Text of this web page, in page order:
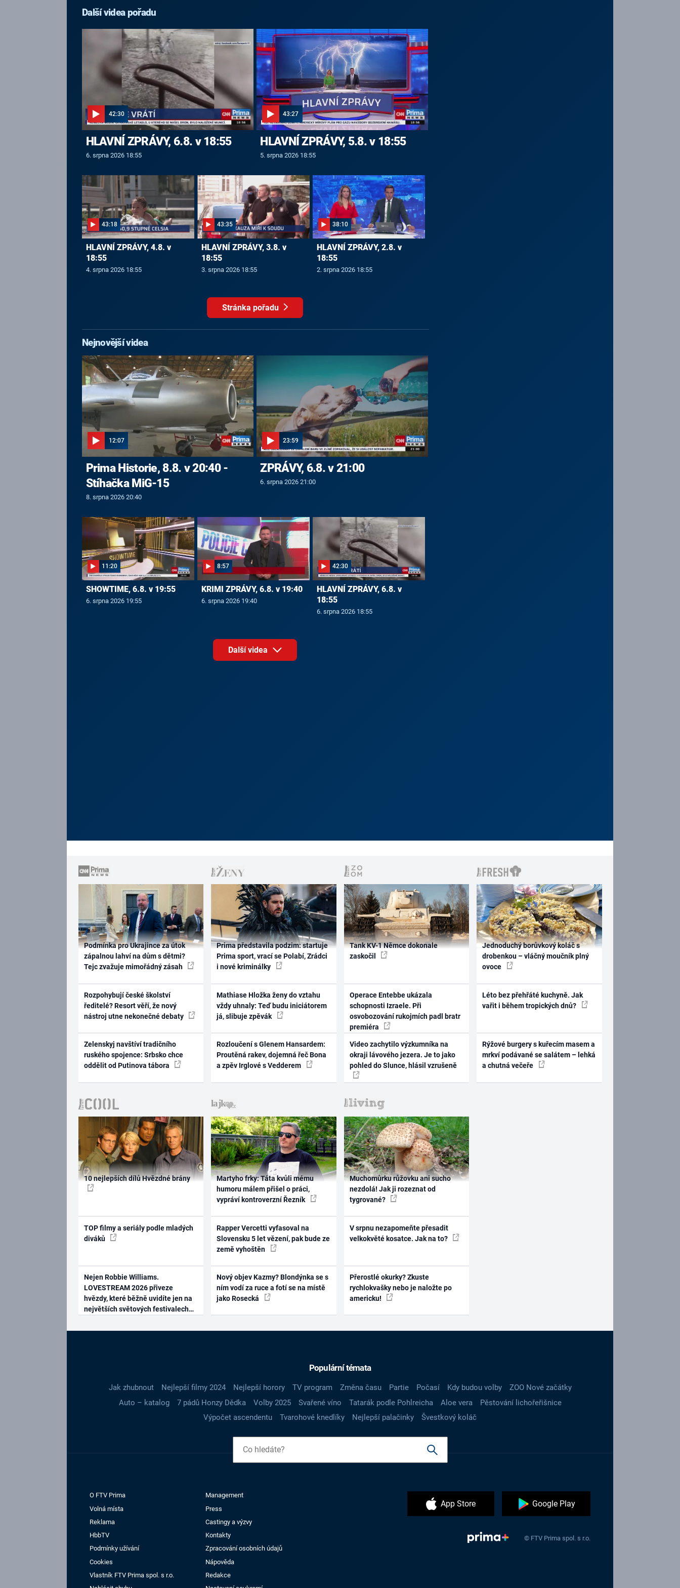
Další videa pořadu
42:30
HLAVNÍ ZPRÁVY, 6.8. v 18:55
6. srpna 2026 18:55
43:27
HLAVNÍ ZPRÁVY, 5.8. v 18:55
5. srpna 2026 18:55
43:18
HLAVNÍ ZPRÁVY, 4.8. v
18:55
4. srpna 2026 18:55
43:35
HLAVNÍ ZPRÁVY, 3.8. v
18:55
3. srpna 2026 18:55
38:10
HLAVNÍ ZPRÁVY, 2.8. v
18:55
2. srpna 2026 18:55
Stránka pořadu
Nejnovější videa
12:07
Prima Historie, 8.8. v 20:40 -
Stíhačka MiG-15
8. srpna 2026 20:40
23:59
ZPRÁVY, 6.8. v 21:00
6. srpna 2026 21:00
11:20
SHOWTIME, 6.8. v 19:55
6. srpna 2026 19:55
8:57
KRIMI ZPRÁVY, 6.8. v 19:40
6. srpna 2026 19:40
42:30
HLAVNÍ ZPRÁVY, 6.8. v
18:55
6. srpna 2026 18:55
Další videa
Podmínka pro Ukrajince za útok
zápalnou lahví na dům s dětmi?
Tejc zvažuje mimořádný zásah
Rozpohybují české školství
ředitelé? Resort věří, že nový
nástroj utne nekonečné debaty
Zelenskyj navštíví tradičního
ruského spojence: Srbsko chce
oddělit od Putinova tábora
Prima představila podzim: startuje
Prima sport, vrací se Polabí, Zrádci
i nové kriminálky
Mathiase Hložka ženy do vztahu
vždy uhnaly: Teď budu iniciátorem
já, slibuje zpěvák
Rozloučení s Glenem Hansardem:
Proutěná rakev, dojemná řeč Bona
a zpěv Irglové s Vedderem
Tank KV-1 Němce dokonale
zaskočil
Operace Entebbe ukázala
schopnosti Izraele. Při
osvobozování rukojmích padl bratr
premiéra
Video zachytilo výzkumníka na
okraji lávového jezera. Je to jako
pohled do Slunce, hlásil vzrušeně
Jednoduchý borůvkový koláč s
drobenkou – vláčný moučník plný
ovoce
Léto bez přehřáté kuchyně. Jak
vařit i během tropických dnů?
Rýžové burgery s kuřecím masem a
mrkví podávané se salátem – lehká
a chutná večeře
10 nejlepších dílů Hvězdné brány
TOP filmy a seriály podle mladých
diváků
Nejen Robbie Williams.
LOVESTREAM 2026 přiveze
hvězdy, které běžně uvidíte jen na
největších světových festivalech
Martyho frky: Táta kvůli mému
humoru málem přišel o práci,
vypráví kontroverzní Řezník
Rapper Vercetti vyfasoval na
Slovensku 5 let vězení, pak bude ze
země vyhoštěn
Nový objev Kazmy? Blondýnka se s
ním vodí za ruce a fotí se na místě
jako Rosecká
Muchomůrku růžovku ani sucho
nezdolá! Jak ji rozeznat od
tygrované?
V srpnu nezapomeňte přesadit
velkokvěté kosatce. Jak na to?
Přerostlé okurky? Zkuste
rychlokvašky nebo je naložte po
americku!
Populární témata
Jak zhubnout Nejlepší filmy 2024 Nejlepší horory TV program Změna času Partie Počasí Kdy budou volby
ZOO Nové začátky
Auto – katalog
7 pádů Honzy Dědka Volby 2025 Svařené víno Tatarák podle Pohlreicha Aloe vera
Pěstování lichořeřišnice
Výpočet ascendentu
Tvarohové knedlíky Nejlepší palačinky Švestkový koláč
O FTV Prima
Management
Volná místa
Press
Reklama
Castingy a výzvy
HbbTV
Kontakty
Podmínky užívání
Zpracování osobních údajů
Cookies
Nápověda
Vlastník FTV Prima spol. s r.o.
Redakce
App Store Google Play
© FTV Prima spol. s r.o.